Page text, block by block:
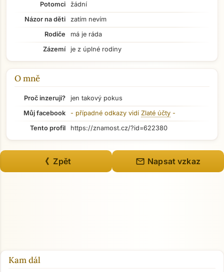
Přejít na hlavní obsah
Potomci
žádní
Názor na děti
zatím nevím
Rodiče
má je ráda
Zázemí
je z úplné rodiny
O mně
Proč inzeruji?
jen takový pokus
Můj facebook
- případné odkazy vidí Zlaté účty -
Tento profil
https://znamost.cz/?id=622380
《 Zpět mail Napsat vzkaz
Kam dál